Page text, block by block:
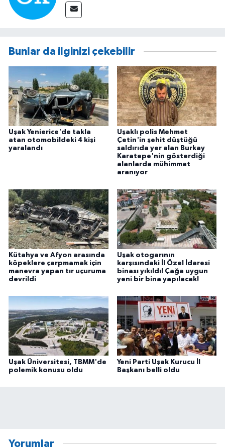
Bunlar da ilginizi çekebilir
Uşak Yenierice'de takla
atan otomobildeki 4 kişi
yaralandı
Uşaklı polis Mehmet
Çetin'in şehit düştüğü
saldırıda yer alan Burkay
Karatepe'nin gösterdiği
alanlarda mühimmat
aranıyor
Kütahya ve Afyon arasında
köpeklere çarpmamak için
manevra yapan tır uçuruma
devrildi
Uşak otogarının
karşısındaki İl Özel İdaresi
binası yıkıldı! Çağa uygun
yeni bir bina yapılacak!
Uşak Üniversitesi, TBMM'de
polemik konusu oldu
Yeni Parti Uşak Kurucu İl
Başkanı belli oldu
Yorumlar